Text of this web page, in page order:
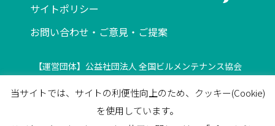
サイトポリシー
お問い合わせ・ご意見・ご提案
【運営団体】公益社団法人 全国ビルメンテナンス協会
ビルメンテナンス会館5F
03-3805-7560 / FAX 03-3805-7561
当サイトでは、サイトの利便性向上のため、クッキー(Cookie)
を使用しています。